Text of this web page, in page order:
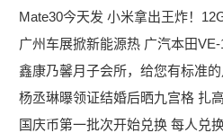
Mate30今天发 小米拿出王炸！
广州车展掀新能源热 广汽本田
鑫康乃馨月子会所，给您有标准
杨丞琳曝领证结婚后晒九宫格 扎
国庆币第一批次开始兑换 每人兑